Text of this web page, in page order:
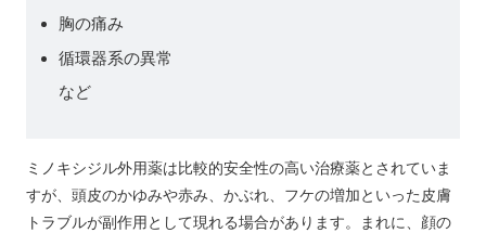
胸の痛み
循環器系の異常
など
ミノキシジル外用薬は比較的安全性の高い治療薬とされていま
すが、頭皮のかゆみや赤み、かぶれ、フケの増加といった皮膚
トラブルが副作用として現れる場合があります。まれに、顔の